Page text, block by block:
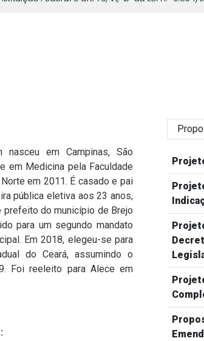
nasceu em Campinas, São
em Medicina pela Faculdade
em 2011. É casado e pai
pública eletiva aos 23 anos,
do município de Brejo
para um segundo mandato
Em 2018, elegeu-se para
do Ceará, assumindo o
Foi reeleito para Alece em
Tipo